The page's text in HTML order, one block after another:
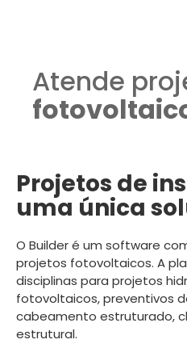
Atende
Projetos de
uma única
O Builder é um software
projetos fotovoltaicos. A
disciplinas para projetos
fotovoltaicos, preventivos
cabeamento estruturado,
estrutural.